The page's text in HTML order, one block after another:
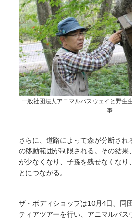
一般社団法人アニマルパスウェイと野生
事
さらに、道路によって森が分断され
の移動範囲が制限される。その結果
が少なくなり、子孫を残せなくなり
とにつながる。
ザ・ボディショップは10月4日、同
ティアツアーを行い、アニマルパス